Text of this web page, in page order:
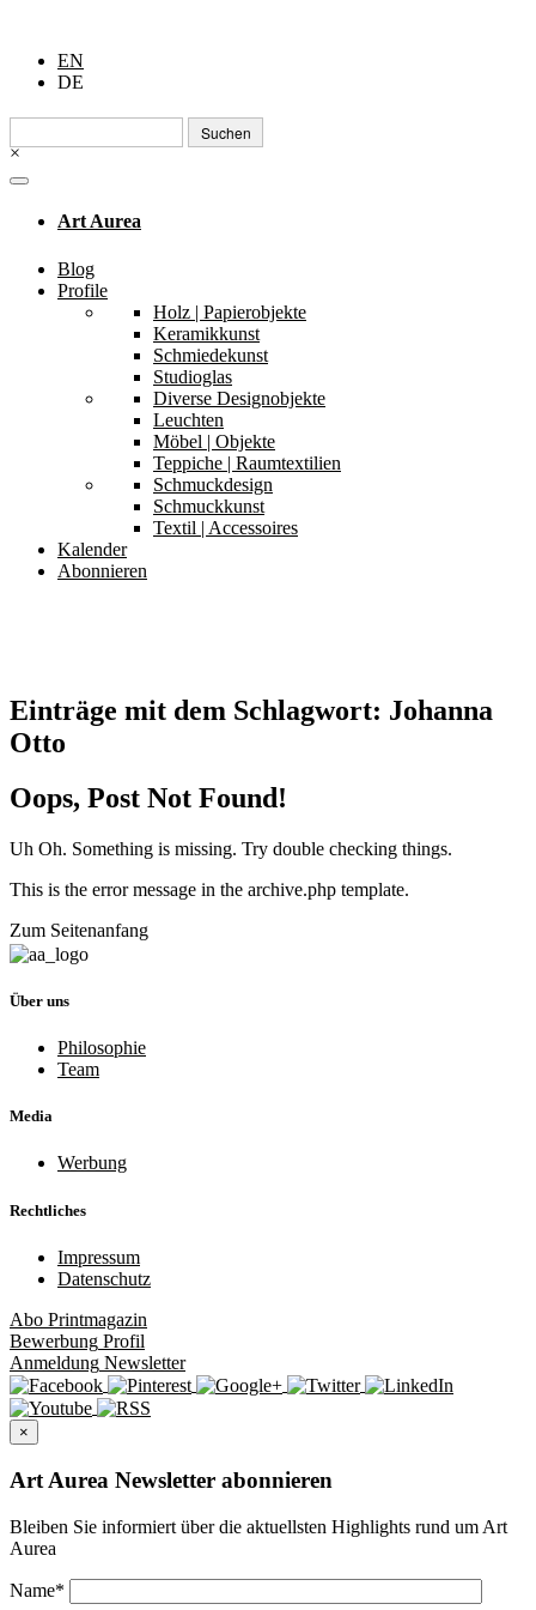
EN
DE
Suchen
nach:
×
Art Aurea
Blog
Profile
Holz | Papierobjekte
Keramikkunst
Schmiedekunst
Studioglas
Diverse Designobjekte
Leuchten
Möbel | Objekte
Teppiche | Raumtextilien
Schmuckdesign
Schmuckkunst
Textil | Accessoires
Kalender
Abonnieren
Einträge mit dem Schlagwort: Johanna
Otto
Oops, Post Not Found!
Uh Oh. Something is missing. Try double checking things.
This is the error message in the archive.php template.
Zum Seitenanfang
Über uns
Philosophie
Team
Media
Werbung
Rechtliches
Impressum
Datenschutz
Abo Printmagazin
Bewerbung Profil
Anmeldung Newsletter
×
Art Aurea Newsletter abonnieren
Bleiben Sie informiert über die aktuellsten Highlights rund um Art
Aurea
Name*